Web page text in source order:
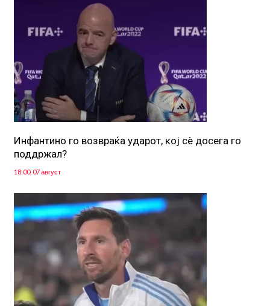
Инфантино го возвраќа ударот, кој сè досега го
поддржал?
18:00, 07 август